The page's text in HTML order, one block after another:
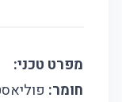
מפרט טכני:
חומר: